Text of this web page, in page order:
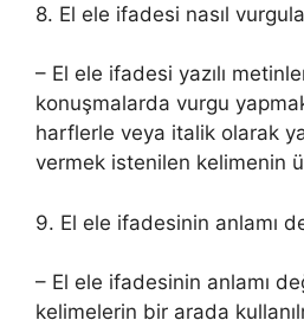
8. El ele ifadesi nasıl
– El ele ifadesi yazılı
konuşmalarda vurgu
harflerle veya italik olarak
vermek istenilen kelimenin
9. El ele ifadesinin anlamı
– El ele ifadesinin anlamı
kelimelerin bir arada